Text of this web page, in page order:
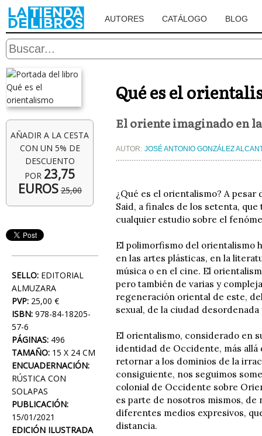
AUTORES CATÁLOGO BLOG
AÑADIR A LA CESTA
CON UN 5% DE
DESCUENTO
POR 23,75
EUROS 25,00
SELLO: EDITORIAL
ALMUZARA
PVP: 25,00 €
ISBN: 978-84-18205-
57-6
PÁGINAS: 496
TAMAÑO: 15 X 24 CM
ENCUADERNACIÓN:
RÚSTICA CON
SOLAPAS
PUBLICACIÓN:
15/01/2021
EDICIÓN ILUSTRADA
Qué es el
El oriente imaginado en
AUTOR: JOSÉ ANTONIO GONZÁLEZ
¿Qué es el orientalismo? A
Said, a finales de los setenta,
cualquier estudio sobre el
El polimorfismo del orientalismo
en las artes plásticas, en la
música o en el cine. El
pero también de varias y
regeneración oriental de este,
sexual, de la ciudad
El orientalismo, considerado en
identidad de Occidente, más
retornar a los dominios de la
consiguiente, nos seguimos
colonial de Occidente sobre
es parte de nosotros mismos,
diferentes medios expresivos,
distancia.